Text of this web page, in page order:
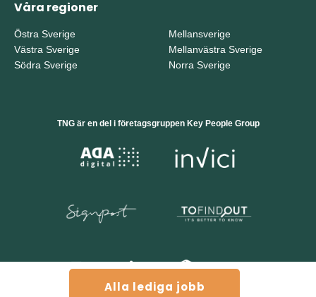
Alla lediga jobb
Våra regioner
Östra Sverige
Västra Sverige
Södra Sverige
Mellansverige
Mellanvästra Sverige
Norra Sverige
TNG är en del i företagsgruppen Key People Group